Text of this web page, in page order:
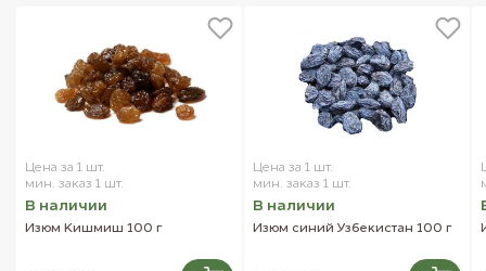
Цена за 1 шт.
мин. заказ 1 шт.
В наличии
Изюм Кишмиш 100 г
Цена за 1 шт.
мин. заказ 1 шт.
В наличии
Изюм синий Узбекистан 100 г